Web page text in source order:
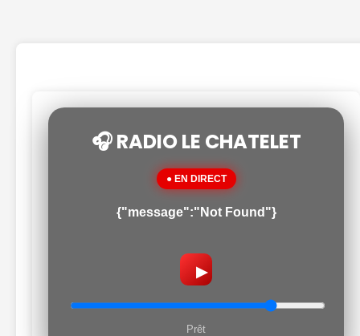
🎧 RADIO LE CHATELET
● EN DIRECT
{"message":"Not Found"}
▶
Prêt